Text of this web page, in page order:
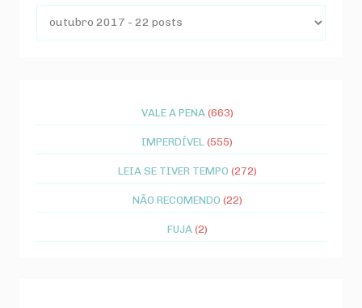
VALE A PENA (663)
IMPERDÍVEL (555)
LEIA SE TIVER TEMPO (272)
NÃO RECOMENDO (22)
FUJA (2)